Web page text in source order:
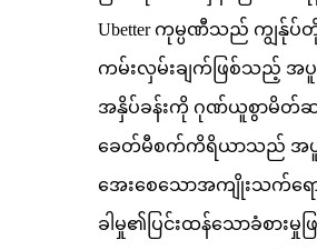
Ubetter ကုမ္ပဏီသည် ကျွန်ုပ်
ကမ်းလှမ်းချက်ဖြစ်သည့် အပူနှ
အနှိပ်ခန်းကို ဂုဏ်ယူစွာမိတ်ဆ
ခေတ်မီစက်ကိရိယာသည် အ
အေးစေသောအကျိုးသက်ရေ
ခါမှု၏ပြင်းထန်သောခံစားမှုဖ